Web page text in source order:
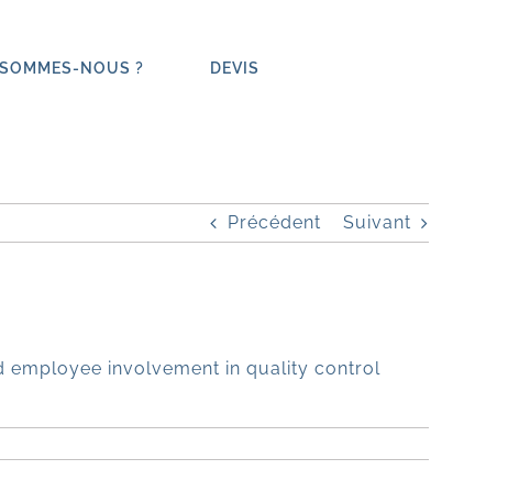
NOUS ? DEVIS
Précédent Suivant
employee involvement in quality control